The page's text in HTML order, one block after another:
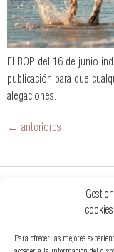
cookies
Para ofrecer las mejores
El BOP del 16 de junio
publicación para que
alegaciones.
← anteriores